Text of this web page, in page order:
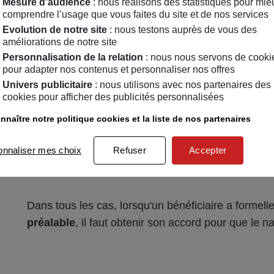
nécessaire pour mettre fin au nantissement
Aménagement de la clause
Parfois, le prêteur peut se contenter d'une
et ce n’est qu’en
hauteur des sommes restant dues dans le
nantissement mais d’un aménagement de
Dans tous les cas, lorsqu'un bénéficiaire a
préalable, il faut obtenir son accord pour que le
comprendre l’usage que vous faites du site et de nos services
Evolution de notre site : nous testons auprès de vous des
améliorations de notre site
Personnalisation de la relation : nous nous servons de
pour adapter nos contenus et personnaliser nos offres
Univers publicitaire : nous utilisons avec nos partenaires des
cookies pour afficher des publicités personnalisées
notre politique cookies et la liste de nos partenaires
mes choix Refuser Accepter